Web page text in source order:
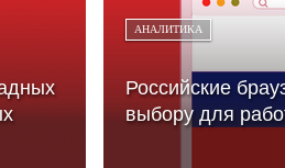
АНАЛИТИКА
Российские
выбору для